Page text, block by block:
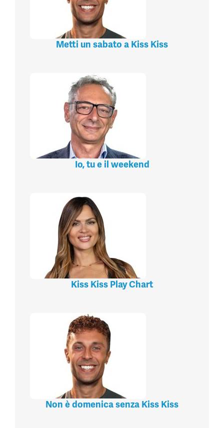
Metti un sabato a Kiss Kiss
Io, tu e il weekend
Kiss Kiss Play Chart
Non è domenica senza Kiss Kiss